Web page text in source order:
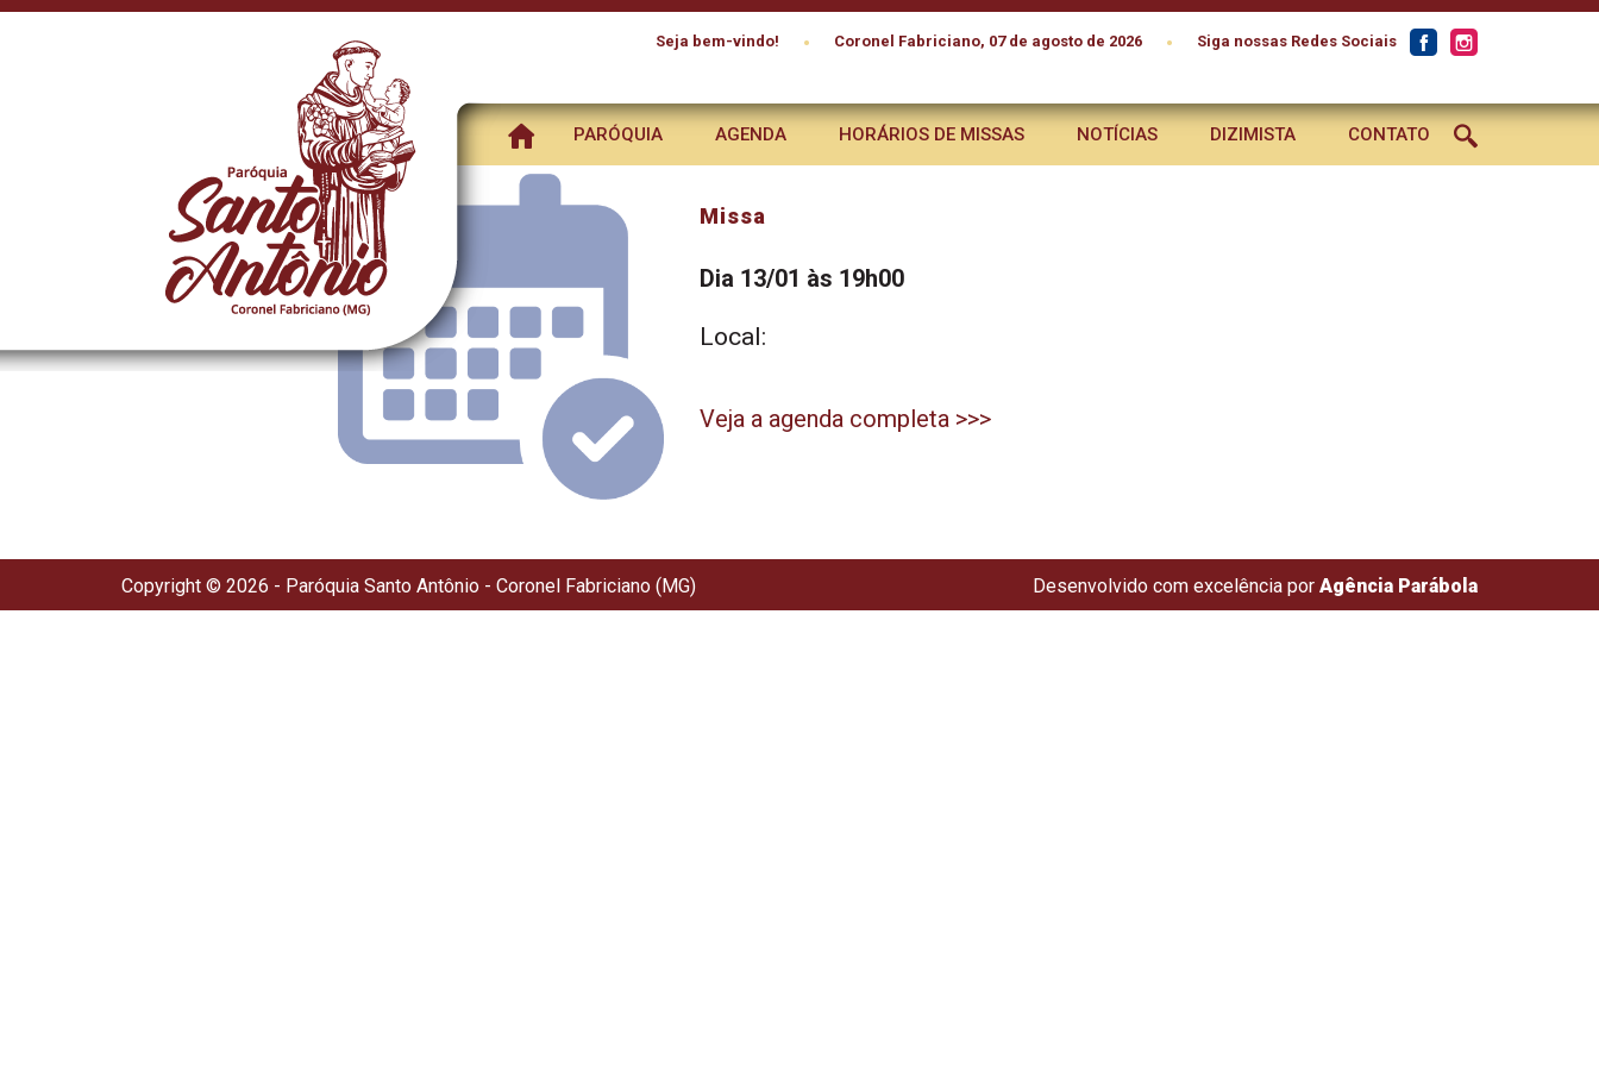
Seja bem-vindo! • Coronel Fabriciano, 07 de agosto de 2026 • Siga nossas Redes Sociais
PARÓQUIA AGENDA HORÁRIOS DE MISSAS NOTÍCIAS DIZIMISTA CONTATO
Missa
Dia 13/01 às 19h00
Local:
Veja a agenda completa >>>
Copyright © 2026 - Paróquia Santo Antônio - Coronel Fabriciano (MG) Desenvolvido com excelência por Agência Parábola